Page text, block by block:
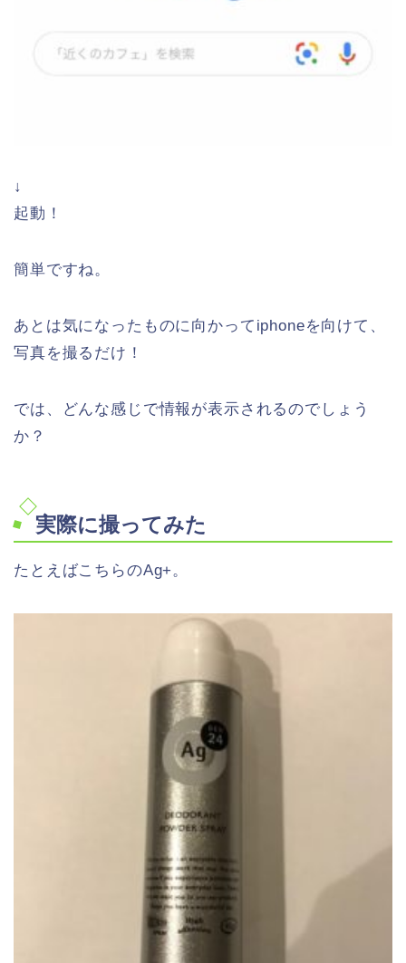
↓
起動！
簡単ですね。
あとは気になったものに向かってiphoneを向けて、
写真を撮るだけ！
では、どんな感じで情報が表示されるのでしょう
か？
実際に撮ってみた
たとえばこちらのAg+。